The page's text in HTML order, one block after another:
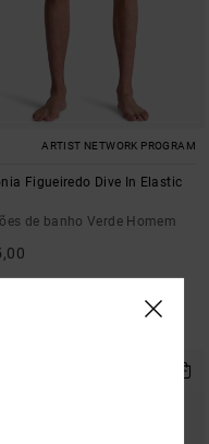
ARTIST NETWORK PROGRAM
Figueiredo Dive In Elastic
de banho Verde Homem